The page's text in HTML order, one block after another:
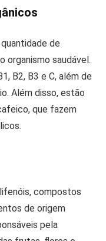
de
organismo saudável.
B2, B3 e C, além de
Além disso, estão
que fazem
compostos
de origem
pela